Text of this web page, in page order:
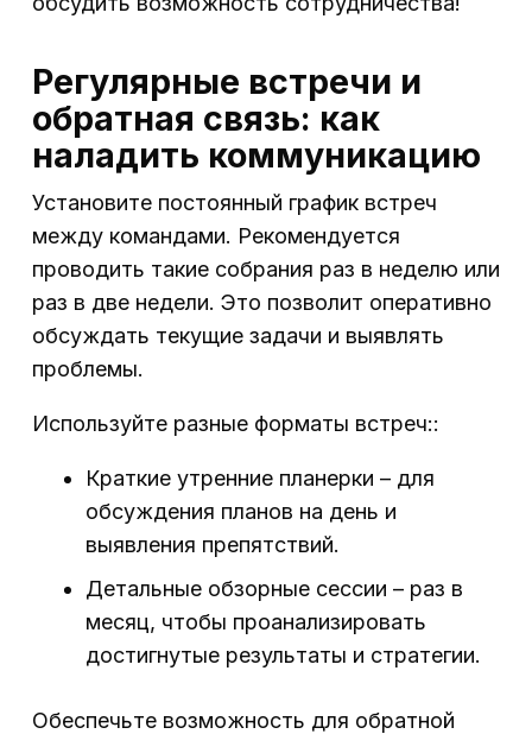
Регулярные встречи и
обратная связь: как
наладить коммуникацию
Установите постоянный график встреч
между командами. Рекомендуется
проводить такие собрания раз в неделю или
раз в две недели. Это позволит оперативно
обсуждать текущие задачи и выявлять
проблемы.
Используйте разные форматы встреч::
Краткие утренние планерки – для
обсуждения планов на день и
выявления препятствий.
Детальные обзорные сессии – раз в
месяц, чтобы проанализировать
достигнутые результаты и стратегии.
Обеспечьте возможность для обратной